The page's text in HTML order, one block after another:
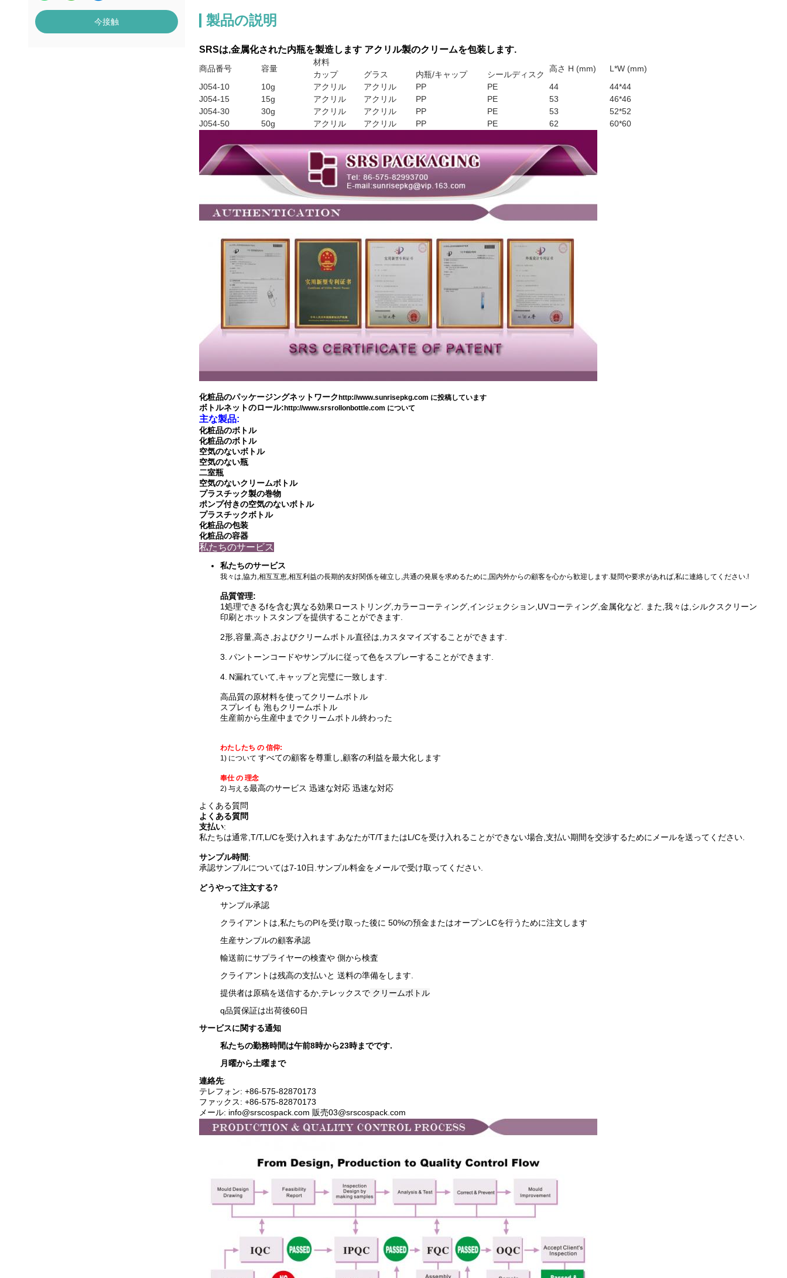
今接触 製品の説明
SRSは,金属化された内瓶を製造します アクリル製のクリームを包装します.
商品番号 容量
材料
高さ H (mm) L*W (mm)
カップ グラス 内瓶/キャップ
シールディスク
J054‐10
10g アクリル アクリル PP PE 44
44*44
J054-15
15g アクリル アクリル PP PE 53
46*46
J054-30
30g アクリル アクリル PP PE 53
52*52
J054‐50
50g アクリル アクリル PP PE 62 60*60
化粧品のパッケージングネットワーク http://www.sunrisepkg.com に投稿しています
ボトルネットのロール: http://www.srsrollonbottle.com について
主な製品:
化粧品のボトル
化粧品のボトル
空気のないボトル
空気のない瓶
二室瓶
空気のないクリームボトル
プラスチック製の巻物
ポンプ付きの空気のないボトル
プラスチックボトル
化粧品の包装
化粧品の容器
私たちのサービス
私たちのサービス
我々は,協力,相互互恵,相互利益の長期的友好関係を確立し,共通の発展を求めるために,国内外からの顧客を心から歓迎します.疑問や要求があれば,私に連絡してください.!
品質管理:
1処理できるfを含む異なる効果ローストリング,カラーコーティング,インジェクション,UVコーティング,金属化など. また,我々は,シルクスクリーン
印刷とホットスタンプを提供することができます
2形,容量,高さ,およびクリームボトル直径は,カスタマイズすることができます.
3. パントーンコードやサンプルに従って色をスプレーすることができます.
4. N漏れていて,キャップと完璧に一致します.
高品質の原材料を使ってクリームボトル
スプレイも 泡もクリームボトル
生産前から生産中までクリームボトル終わった
わたしたち の 信仰:
1) について すべての顧客を尊重し,顧客の利益を最大化します
奉仕 の 理念
2) 与える最高のサービス 迅速な対応 迅速な対応
よくある質問
よくある質問
支払い:
私たちは通常,T/T,L/Cを受け入れます.あなたがT/TまたはL/Cを受け入れることができない場合,支払い期間を交渉するためにメールを送ってください.
サンプル時間:
承認サンプルについては7-10日. サンプル料金をメールで受け取ってください.
どうやって注文する?
サンプル承認
クライアントは,私たちのPIを受け取った後に 50%の預金またはオープンLCを行うために注文します
生産サンプルの顧客承認
輸送前にサプライヤーの検査や 側から検査
クライアントは残高の支払いと 送料の準備をします.
提供者は原稿を送信するか,テレックスで クリームボトル
q品質保証は出荷後60日
サービスに関する通知
私たちの勤務時間は午前8時から23時までです.
月曜から土曜まで
連絡先:
テレフォン: +86-575-82870173
ファックス: +86-575-82870173
メール: info@srscospack.com 販売03@srscospack.com